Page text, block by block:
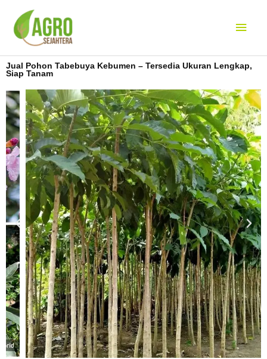
konten
Jual Pohon Tabebuya Kebumen – Tersedia Ukuran Lengkap,
Siap Tanam